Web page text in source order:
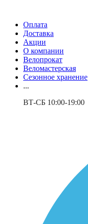
Оплата
Доставка
Акции
О компании
Велопрокат
Веломастерская
Сезонное хранение
...
ВТ-СБ 10:00-19:00